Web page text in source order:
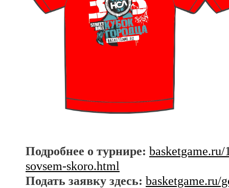
Подробнее о турнире:
sovsem-skoro.html
Подать заявку здесь: basketgame.ru/